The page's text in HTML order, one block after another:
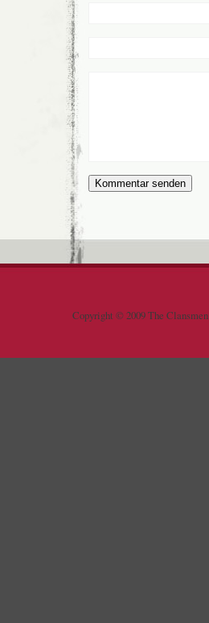
Copyright © 2009 The Clansmen